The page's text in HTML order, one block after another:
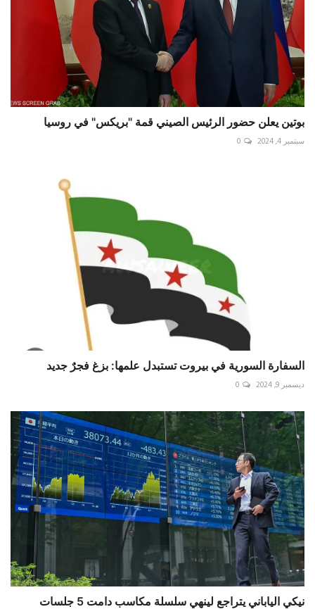
بوتين يعلن حضور الرئيس الصيني قمة "بريكس" في روسيا
سبتمبر 4, 2024 0
السفارة السورية في بيروت تستبدل علمها: بزغ فجرٌ جديد
ديسمبر 9, 2024 0
نيكي الياباني يتراجع لينهي سلسلة مكاسب دامت 5 جلسات